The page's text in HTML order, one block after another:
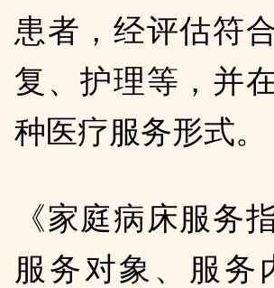
患者，经评估符
复、护理等，并
种医疗服务形式。
《家庭病床服务
服务对象、服务